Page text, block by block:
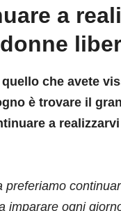
a
che avete
è trovare il
a
preferiamo
imparare ogni